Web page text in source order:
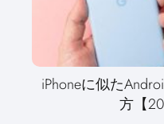
iPhoneに似た
方【